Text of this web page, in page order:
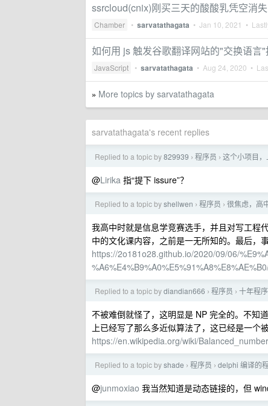
ssrcloud(cnix)刚买三天的酸酸乳凭空消
Chamber • sarvatathagata • Jan 10, 2021 •
如何用 js 触发谷歌翻译网站的"交换语言"
JavaScript • sarvatathagata • Aug 24, 2020 •
» More topics by sarvatathagata
sarvatathagata's recent replies
Replied to a topic by829939 › 程序员 › 这个小项目
@Lirika 指“提下 issure”？
Replied to a topic byshellwen › 程序员 › 很焦虑，高
我高中时就是信息学竞赛选手，并且对写工程
中的文化课内容，之前是一无所知的。最后，
https://2o181o28.github.io/2020/09/06/
Replied to a topic bydiandian666 › 程序员 › 十年程
不被难倒就怪了，这明显是 NP 完全的。不知
上已经写了那么多近似算法了，这已经是一个
https://en.wikipedia.org/wiki/
Replied to a topic byshade › 程序员 › delphi 编译的
@junmoxiao 我当然知道是动态链接的，但